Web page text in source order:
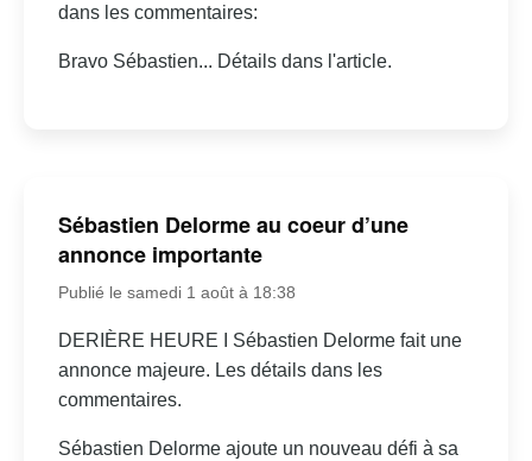
dans les commentaires:
Bravo Sébastien... Détails dans l'article.
Sébastien Delorme au coeur d’une
annonce importante
Publié le samedi 1 août à 18:38
DERIÈRE HEURE I Sébastien Delorme fait une
annonce majeure. Les détails dans les
commentaires.
Sébastien Delorme ajoute un nouveau défi à sa